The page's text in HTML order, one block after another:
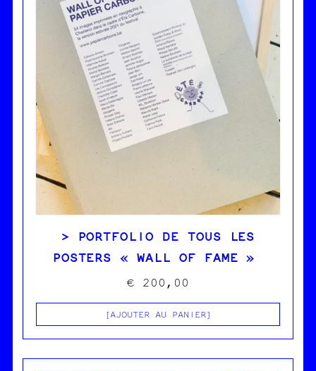
PORTFOLIO DE TOUS LES
POSTERS « WALL OF FAME »
€ 200,00
AJOUTER AU PANIER